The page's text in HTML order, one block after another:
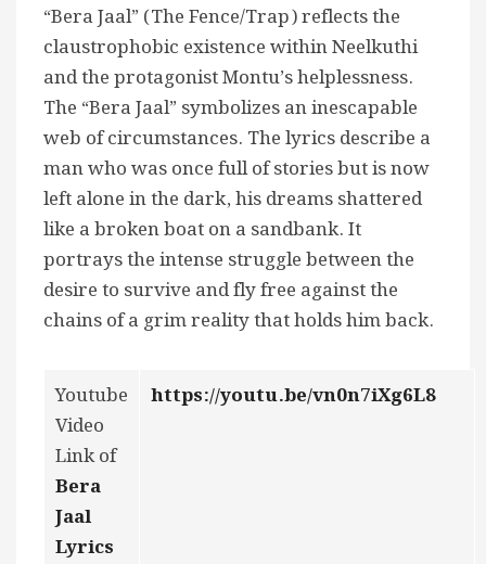
“Bera Jaal” (The Fence/Trap) reflects the
claustrophobic existence within Neelkuthi
and the protagonist Montu’s helplessness.
The “Bera Jaal” symbolizes an inescapable
web of circumstances. The lyrics describe a
man who was once full of stories but is now
left alone in the dark, his dreams shattered
like a broken boat on a sandbank. It
portrays the intense struggle between the
desire to survive and fly free against the
chains of a grim reality that holds him back.
Youtube
Video
Link of
Bera
Jaal
Lyrics
https://youtu.be/vn0n7iXg6L8